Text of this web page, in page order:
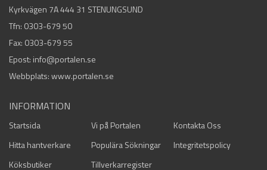
Kyrkvägen 7A 444 31 STENUNGSUND
Tfn: 0303-679 50
Fax: 0303-679 55
Epost: info@portalen.se
Webbplats: www.portalen.se
INFORMATION
Startsida Vi på Portalen
Kontakta Oss
Hitta hantverkare
Populära Sökningar
Integritetspolicy
Köksbutiker
Tillverkarregister